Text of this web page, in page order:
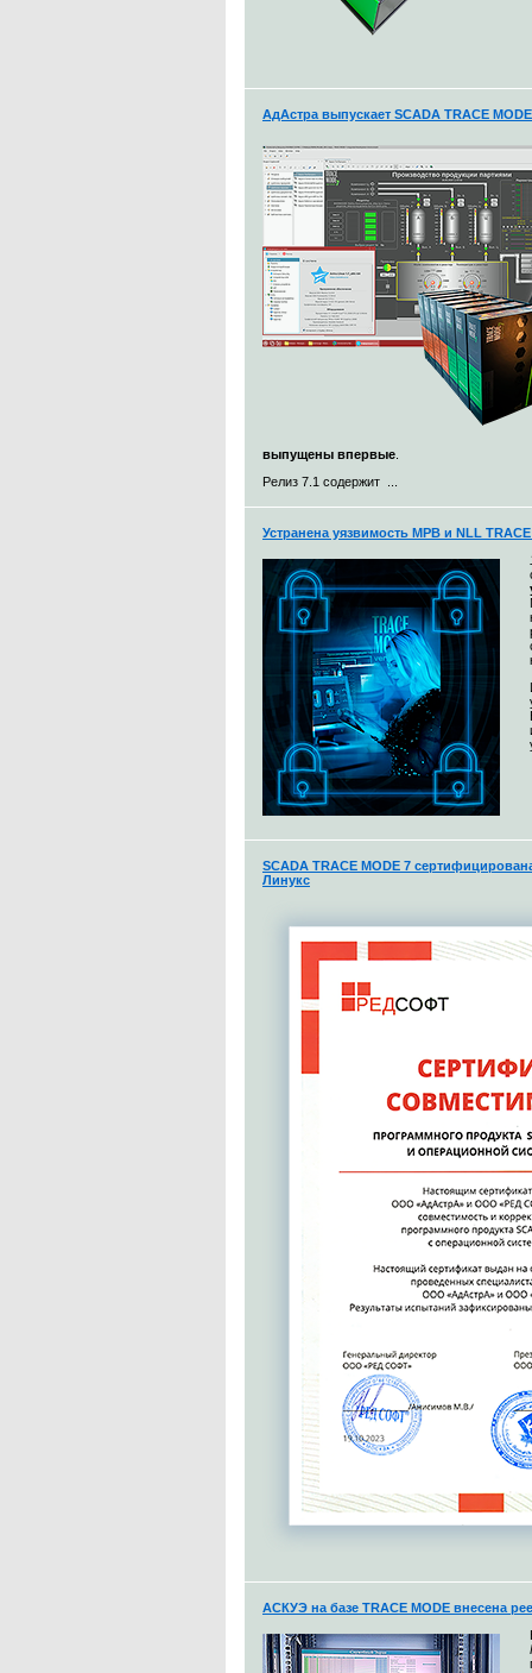
АдАстра выпускает SCADA TRACE
выпущены впервые
Релиз 7.1 содержит ...
Устранена уязвимость МРВ и NLL TRACE
SCADA TRACE MODE 7
Линукс
АСКУЭ на базе TRACE MODE внесена